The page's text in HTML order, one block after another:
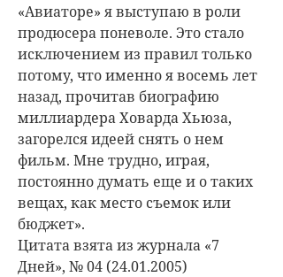
«Авиаторе» я выступаю в роли
продюсера поневоле. Это стало
исключением из правил только
потому, что именно я восемь лет
назад, прочитав биографию
миллиардера Ховарда Хьюза,
загорелся идеей снять о нем
фильм. Мне трудно, играя,
постоянно думать еще и о таких
вещах, как место съемок или
бюджет».
Цитата взята из журнала «7
Дней», № 04 (24.01.2005)